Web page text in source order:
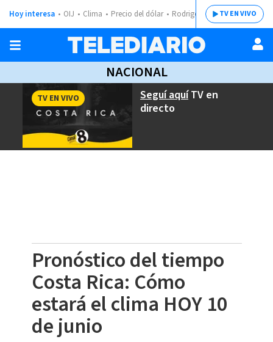
Hoy interesa OIJ Clima Precio del dólar Rodrigo ChavesTV EN VIVO
NACIONAL
Seguí aquíTV en
directo
TV EN VIVO
Pronóstico del tiempo
Costa Rica: Cómo
estará el clima HOY 10
de junio